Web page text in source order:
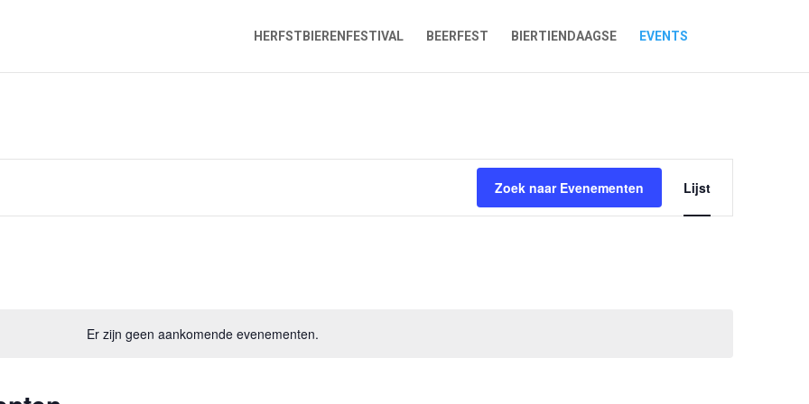
HERFSTBIERENFESTIVAL BEERFEST BIERTIENDAAGSE EVENTS
Er zijn geen aankomende evenementen.
Zoek naar Evenementen
weergaven
Lijst